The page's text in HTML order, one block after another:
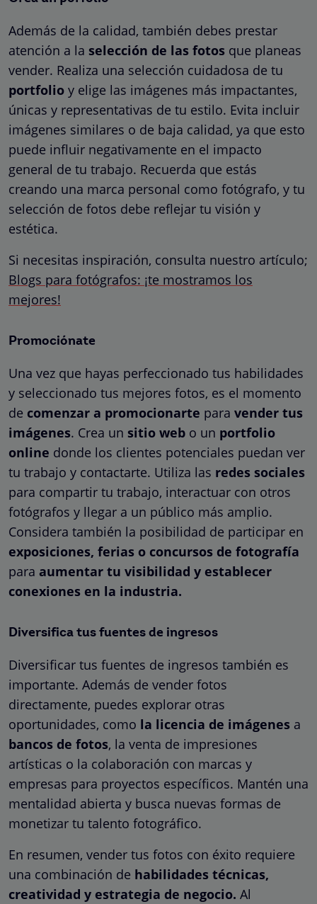
Además de la calidad, también debes prestar
atención a la selección de las fotos que planeas
vender. Realiza una selección cuidadosa de tu
portfolio y elige las imágenes más impactantes,
únicas y representativas de tu estilo. Evita incluir
imágenes similares o de baja calidad, ya que esto
puede influir negativamente en el impacto
general de tu trabajo. Recuerda que estás
creando una marca personal como fotógrafo, y tu
selección de fotos debe reflejar tu visión y
estética.
Si necesitas inspiración, consulta nuestro artículo;
Blogs para fotógrafos: ¡te mostramos los
mejores!
Promociónate
Una vez que hayas perfeccionado tus habilidades
y seleccionado tus mejores fotos, es el momento
de comenzar a promocionarte para vender tus
imágenes. Crea un sitio web o un portfolio
online donde los clientes potenciales puedan ver
tu trabajo y contactarte. Utiliza las redes sociales
para compartir tu trabajo, interactuar con otros
fotógrafos y llegar a un público más amplio.
Considera también la posibilidad de participar en
exposiciones, ferias o concursos de fotografía
para aumentar tu visibilidad y establecer
conexiones en la industria.
Diversifica tus fuentes de ingresos
Diversificar tus fuentes de ingresos también es
importante. Además de vender fotos
directamente, puedes explorar otras
oportunidades, como la licencia de imágenes a
bancos de fotos, la venta de impresiones
artísticas o la colaboración con marcas y
empresas para proyectos específicos. Mantén una
mentalidad abierta y busca nuevas formas de
monetizar tu talento fotográfico.
En resumen, vender tus fotos con éxito requiere
una combinación de habilidades técnicas,
creatividad y estrategia de negocio. Al